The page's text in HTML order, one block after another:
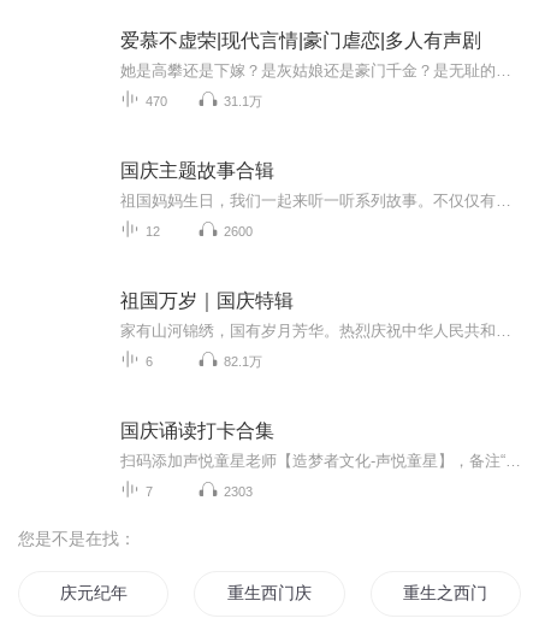
爱慕不虚荣|现代言情|豪门虐恋|多人有声剧
470 31.1万
国庆主题故事合辑
12 2600
祖国万岁｜国庆特辑
6 82.1万
国庆诵读打卡合集
7 2303
您是不是在找：
庆元纪年 重生西门庆 重生之西门庆